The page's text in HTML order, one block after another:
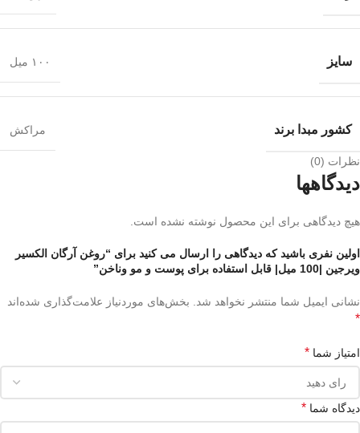
سایز ۱۰۰ میل
کشور مبدا برند مراکش
نظرات (0)
دیدگاهها
هیچ دیدگاهی برای این محصول نوشته نشده است.
اولین نفری باشید که دیدگاهی را ارسال می کنید برای “روغن آرگان الکسیر
ویرجین |100 میل| قابل استفاده برای پوست و مو وناخن”
نشانی ایمیل شما منتشر نخواهد شد. بخش‌های موردنیاز علامت‌گذاری شده‌اند
*
امتیاز شما *
دیدگاه شما *